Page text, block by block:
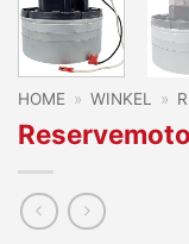
HOME » WINKEL »